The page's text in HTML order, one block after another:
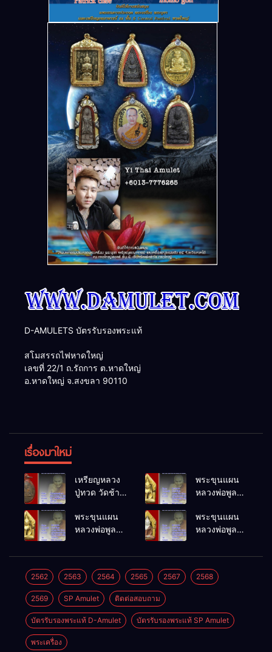
D-AMULETS บัตรรับรองพระแท้
สโมสรรถไฟหาดใหญ่
เลขที่ 22/1 ถ.รัถการ ต.หาดใหญ่
อ.หาดใหญ่ จ.สงขลา 90110
เรื่องมาใหม่
เหรียญหลวง
ปู่ทวด วัดช้าง
พระขุนแผน
หลวงพ่อพูล
พ.ศ.2548
พระขุนแผน
หลวงพ่อพูล
พ.ศ.2548
พระขุนแผน
หลวงพ่อพูล
พ.ศ.2548
2562 2563 2564 2565 2567 2568
2569 SP Amulet ติดต่อสอบถาม
บัตรรับรองพระแท้ D-Amulet บัตรรับรองพระแท้ SP Amulet
พระเครื่อง